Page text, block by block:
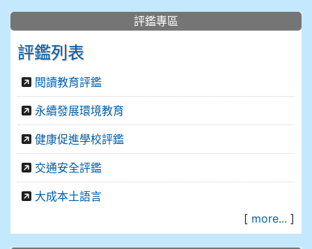
評鑑專區
評鑑列表
閱讀教育評鑑
永續發展環境教育
健康促進學校評鑑
交通安全評鑑
大成本土語言
[ more... ]